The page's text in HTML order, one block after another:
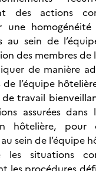
des actions
une
au sein de
des membres de
de manière
de l’équipe
travail
assurées
hôtelière, pour
sein de l’équipe
les situations